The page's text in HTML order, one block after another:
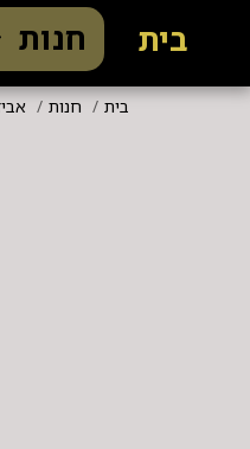
בית חנות
בית חנות